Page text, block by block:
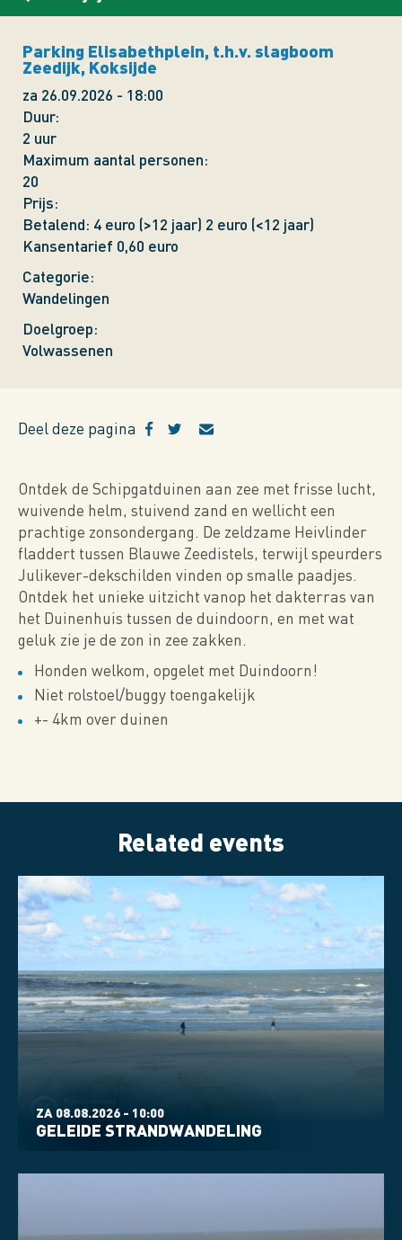
Parking Elisabethplein, t.h.v. slagboom
Zeedijk, Koksijde
za 26.09.2026 - 18:00
Duur
2 uur
Maximum aantal personen
20
Prijs
Betalend: 4 euro (>12 jaar) 2 euro (<12 jaar)
Kansentarief 0,60 euro
Categorie
Wandelingen
Doelgroep
Volwassenen
Deel deze pagina
Ontdek de Schipgatduinen aan zee met frisse lucht,
wuivende helm, stuivend zand en wellicht een
prachtige zonsondergang. De zeldzame Heivlinder
fladdert tussen Blauwe Zeedistels, terwijl speurders
Julikever-dekschilden vinden op smalle paadjes.
Ontdek het unieke uitzicht vanop het dakterras van
het Duinenhuis tussen de duindoorn, en met wat
geluk zie je de zon in zee zakken.
Honden welkom, opgelet met Duindoorn!
Niet rolstoel/buggy toengakelijk
+- 4km over duinen
Related events
ZA 08.08.2026 - 10:00
GELEIDE STRANDWANDELING